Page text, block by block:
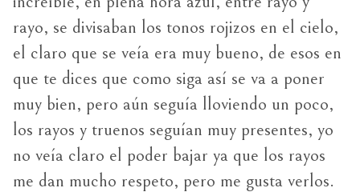
rayo, se divisaban los tonos rojizos en el cielo,
el claro que se veía era muy bueno, de esos en
que te dices que como siga así se va a poner
muy bien, pero aún seguía lloviendo un poco,
los rayos y truenos seguían muy presentes, yo
no veía claro el poder bajar ya que los rayos
me dan mucho respeto, pero me gusta verlos.